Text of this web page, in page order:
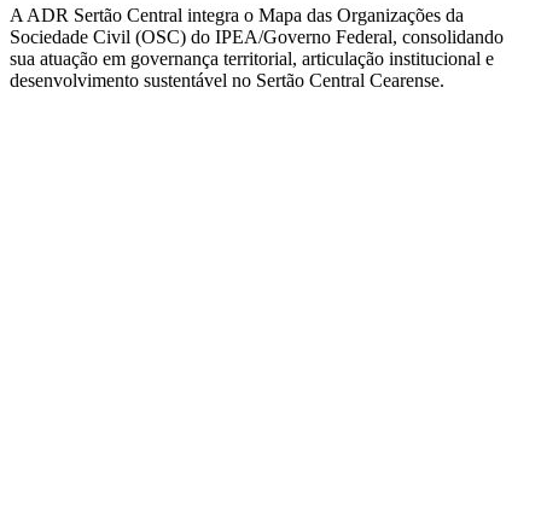
A ADR Sertão Central integra o Mapa das Organizações da
Sociedade Civil (OSC) do IPEA/Governo Federal, consolidando
sua atuação em governança territorial, articulação institucional e
desenvolvimento sustentável no Sertão Central Cearense.